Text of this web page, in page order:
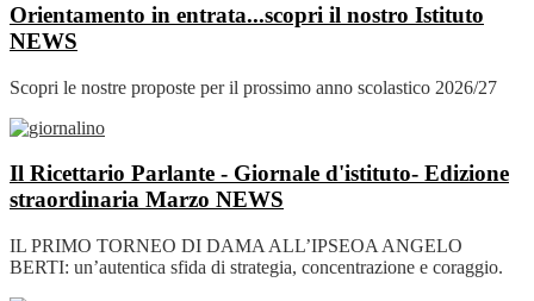
Orientamento in entrata...scopri il nostro Istituto
NEWS
Scopri le nostre proposte per il prossimo anno scolastico 2026/27
Il Ricettario Parlante - Giornale d'istituto- Edizione
straordinaria Marzo NEWS
IL PRIMO TORNEO DI DAMA ALL’IPSEOA ANGELO
BERTI: un’autentica sfida di strategia, concentrazione e coraggio.